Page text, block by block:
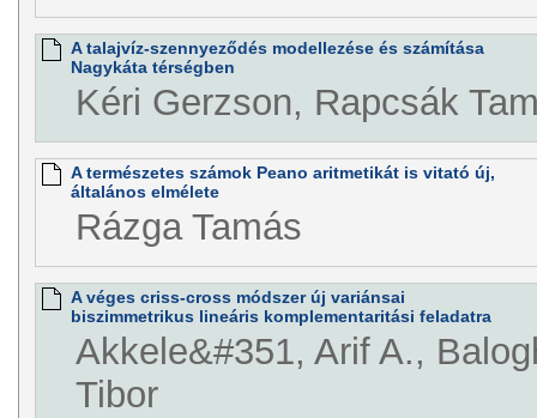
A talajvíz-szennyeződés modellezése és számítása
Nagykáta térségben
Kéri Gerzson, Rapcsák
A természetes számok Peano aritmetikát is vitató új,
általános elmélete
Rázga Tamás
A véges criss-cross módszer új variánsai
biszimmetrikus lineáris komplementaritási feladatra
Akkele&#351, Arif A.,
Tibor